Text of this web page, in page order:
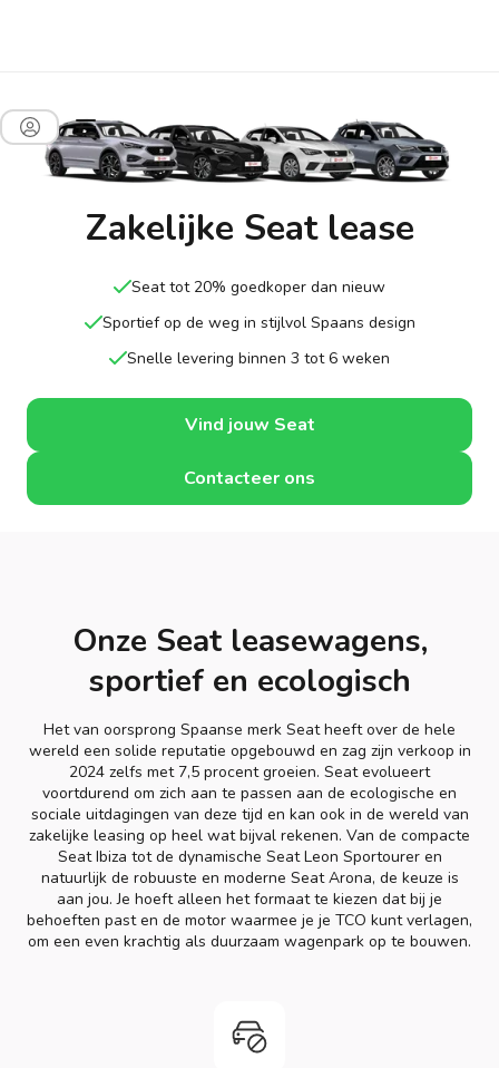
Zakelijke Seat lease
Seat tot 20% goedkoper dan nieuw
Sportief op de weg in stijlvol Spaans design
Snelle levering binnen 3 tot 6 weken
Vind jouw Seat
Contacteer ons
Onze Seat leasewagens,
sportief en ecologisch
Het van oorsprong Spaanse merk Seat heeft over de hele
wereld een solide reputatie opgebouwd en zag zijn verkoop in
2024 zelfs met 7,5 procent groeien. Seat evolueert
voortdurend om zich aan te passen aan de ecologische en
sociale uitdagingen van deze tijd en kan ook in de wereld van
zakelijke leasing op heel wat bijval rekenen. Van de compacte
Seat Ibiza tot de dynamische Seat Leon Sportourer en
natuurlijk de robuuste en moderne Seat Arona, de keuze is
aan jou. Je hoeft alleen het formaat te kiezen dat bij je
behoeften past en de motor waarmee je je TCO kunt verlagen,
om een even krachtig als duurzaam wagenpark op te bouwen.